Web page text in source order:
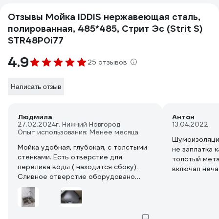
Отзывы Мойка IDDIS нержавеющая сталь,
полированная, 485*485, Стрит Эс (Strit S)
STR48P0i77
4.9 25 отзывов
Написать отзыв
Людмила
27.02.2024г. Нижний Новгород
Опыт использования: Менее месяца
Мойка удобная, глубокая, с толстыми
стенками. Есть отверстие для
перелива воды ( находится сбоку).
Сливное отверстие оборудовано
заглушкой, можно нажать на него и
вода перестанет вытекать.
Отверстие для слива большое.
Антон
13.04.2022
не заплатка
толстый
включал